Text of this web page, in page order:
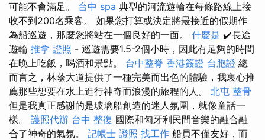
可能不會滿足。 台中 spa 典型的河流遊輪在每條路線上接
收不到200名乘客。 如果您打算或決定將最接近的假期作
為船巡遊，那麼您將站在一個良好的一面。 什麼是 ✔️長途
遊輪 推拿 證照 - 巡遊需要1.5-2個小時，因此有足夠的時間
在晚上吃飯，喝酒和景點。 台中整脊 香港簽證 台胞證 總
而言之，林蔭大道提供了一種完美而出色的體驗，我衷心推
薦那些想要在水上進行神奇而浪漫的旅程的人。 北屯 整骨
但是我真正感謝的是玻璃船創造的迷人氛圍，就像童話一
樣。 護照代辦 台中 整復 國際和匈牙利民間音樂的融合融
合了神奇的氣氛。 記帳士 證照 找工作 船員不僅友好，而